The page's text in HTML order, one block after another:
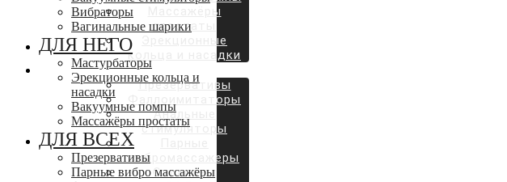
Массажёры
простаты
Эрекционные
кольца и насадки
ДЛЯ ВСЕХ
Презервативы
Фаллоимитаторы
Анальные
стимуляторы
вибромассажеры
Страпоны
Вибраторы
Вагинальные шарики
ДЛЯ НЕГО
Мастурбаторы
Эрекционные кольца и
насадки
Вакуумные помпы
Массажёры простаты
ДЛЯ ВСЕХ
Презервативы
Парные вибро массажёры